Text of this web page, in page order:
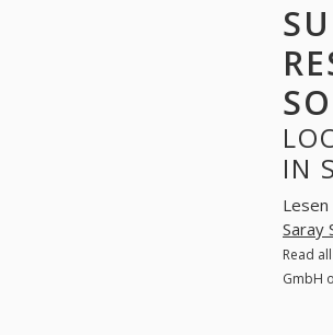
IN
Saray
Read
GmbH